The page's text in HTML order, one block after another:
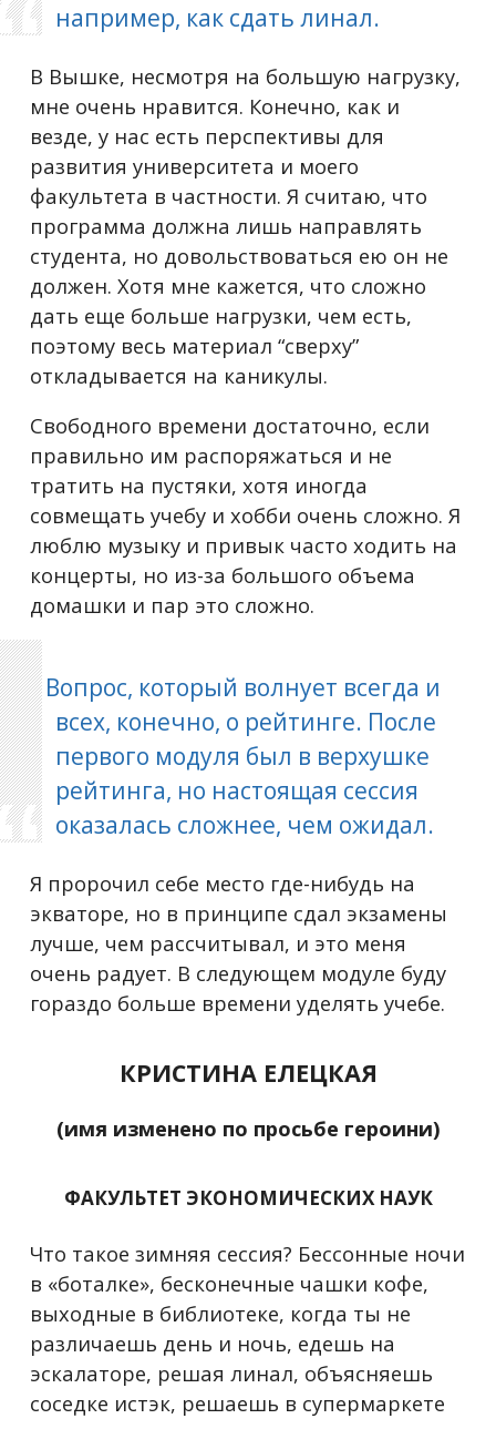
например, как сдать линал.
В Вышке, несмотря на большую нагрузку,
мне очень нравится. Конечно, как и
везде, у нас есть перспективы для
развития университета и моего
факультета в частности. Я считаю, что
программа должна лишь направлять
студента, но довольствоваться ею он не
должен. Хотя мне кажется, что сложно
дать еще больше нагрузки, чем есть,
поэтому весь материал “сверху”
откладывается на каникулы.
Свободного времени достаточно, если
правильно им распоряжаться и не
тратить на пустяки, хотя иногда
совмещать учебу и хобби очень сложно. Я
люблю музыку и привык часто ходить на
концерты, но из-за большого объема
домашки и пар это сложно.
Вопрос, который волнует всегда и
всех, конечно, о рейтинге. После
первого модуля был в верхушке
рейтинга, но настоящая сессия
оказалась сложнее, чем ожидал.
Я пророчил себе место где-нибудь на
экваторе, но в принципе сдал экзамены
лучше, чем рассчитывал, и это меня
очень радует. В следующем модуле буду
гораздо больше времени уделять учебе.
КРИСТИНА ЕЛЕЦКАЯ
(имя изменено по просьбе героини)
ФАКУЛЬТЕТ ЭКОНОМИЧЕСКИХ НАУК
Что такое зимняя сессия? Бессонные ночи
в «боталке», бесконечные чашки кофе,
выходные в библиотеке, когда ты не
различаешь день и ночь, едешь на
эскалаторе, решая линал, объясняешь
соседке истэк, решаешь в супермаркете